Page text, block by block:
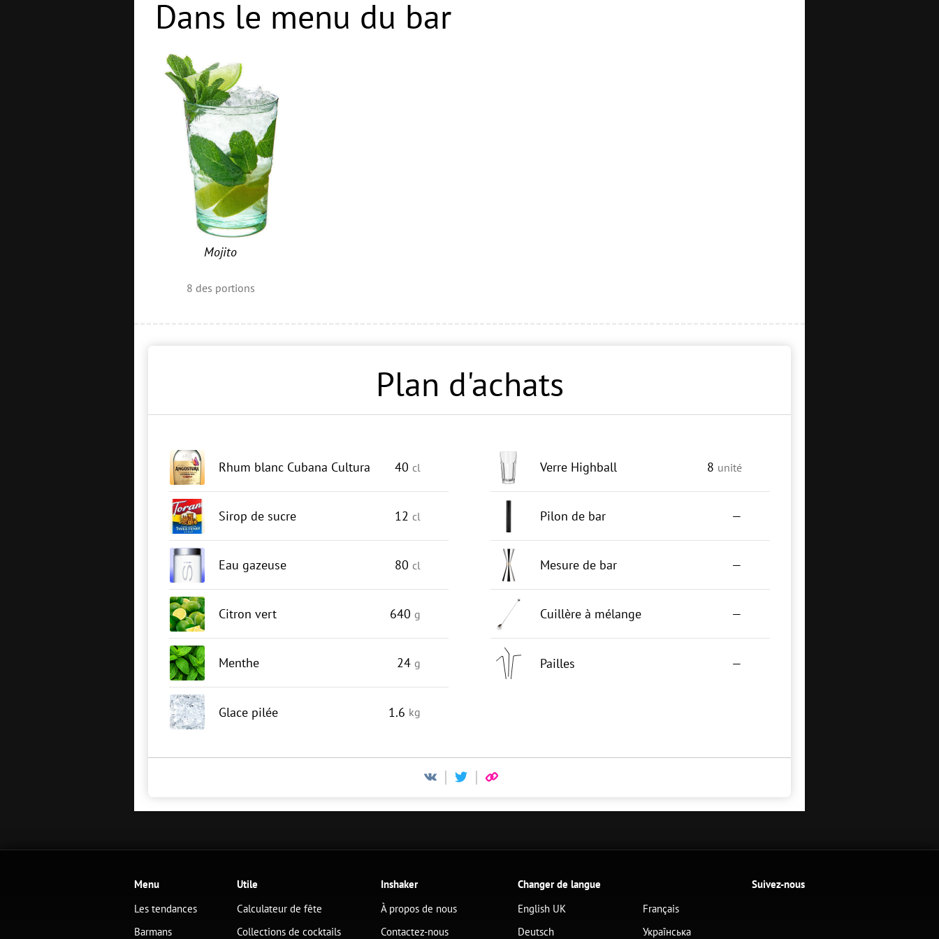
Dans le menu du bar
Mojito
8 des portions
Plan d'achats
Rhum blanc Cubana Cultura 40 cl
Sirop de sucre 12 cl
Eau gazeuse 80 cl
Citron vert 640 g
Menthe 24 g
Glace pilée 1.6 kg
Verre Highball 8 unité
Pilon de bar —
Mesure de bar —
Cuillère à mélange —
Pailles —
Menu
Les tendances
Barmans
Utile
Calculateur de fête
Collections de cocktails
Inshaker
À propos de nous
Contactez-nous
Changer de langue
English UK
Deutsch
Français
Українська
Suivez-nous